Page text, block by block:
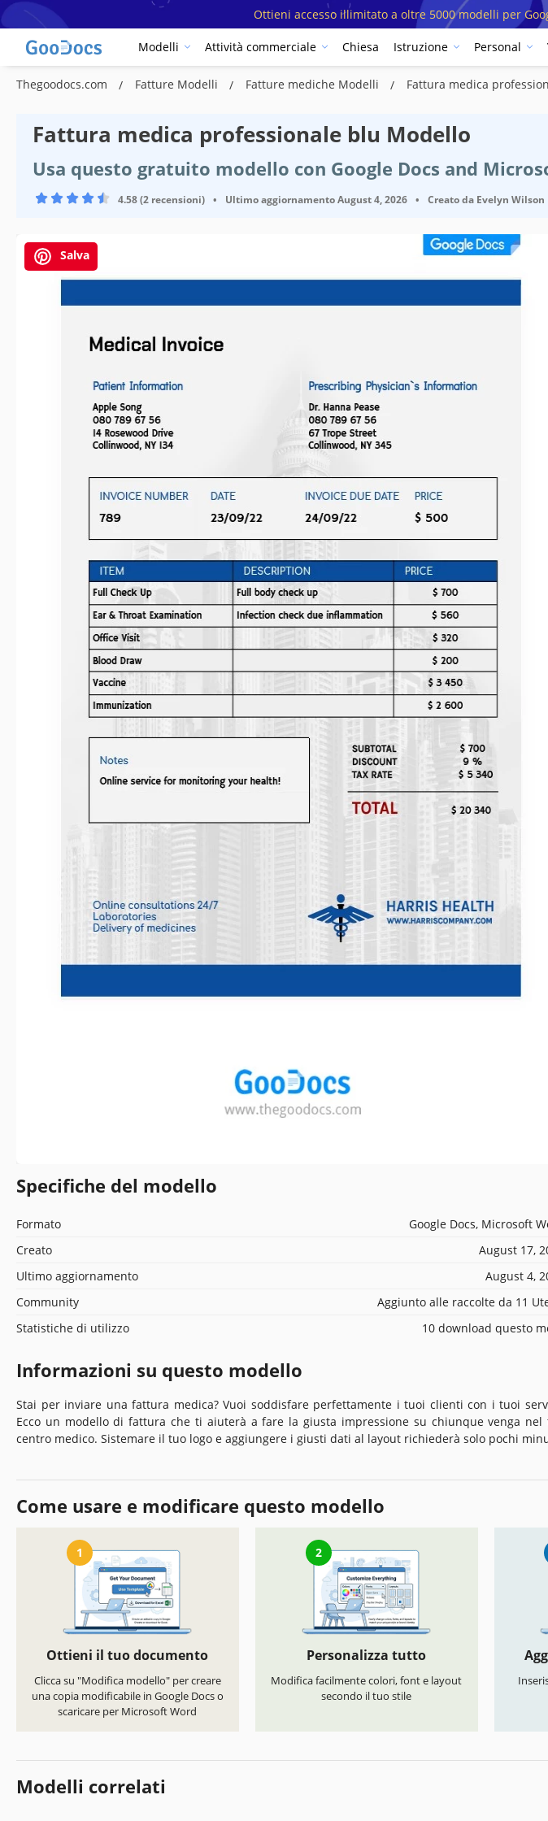
Ottieni accesso illimitato a oltre 5000 modelli per
Modelli Attività commerciale Chiesa Istruzione Personal
Thegoodocs.com Fatture Modelli Fatture mediche Modelli Fattura medica
Fattura medica professionale blu Modello
Usa questo gratuito modello con Google Docs and
4.58 (2 recensioni) • Ultimo aggiornamentoAugust 4, 2026 • Creato da Evelyn Wilson
Salva
Specifiche del modello
Formato
Google Docs, Microsoft
Creato
August 17,
Ultimo aggiornamento
August 4,
Community
Aggiunto alle raccolte da 11
Statistiche di utilizzo
10 download questo
Informazioni su questo modello
Stai per inviare una fattura medica? Vuoi soddisfare perfettamente i tuoi clienti con i tuoi
Ecco un modello di fattura che ti aiuterà a fare la giusta impressione su chiunque venga nel
centro medico. Sistemare il tuo logo e aggiungere i giusti dati al layout richiederà solo pochi
Come usare e modificare questo modello
1
Ottieni il tuo documento
Clicca su "Modifica modello" per creare
una copia modificabile in Google Docs o
scaricare per Microsoft Word
2
Personalizza tutto
Modifica facilmente colori, font e layout
secondo il tuo stile
Modelli correlati